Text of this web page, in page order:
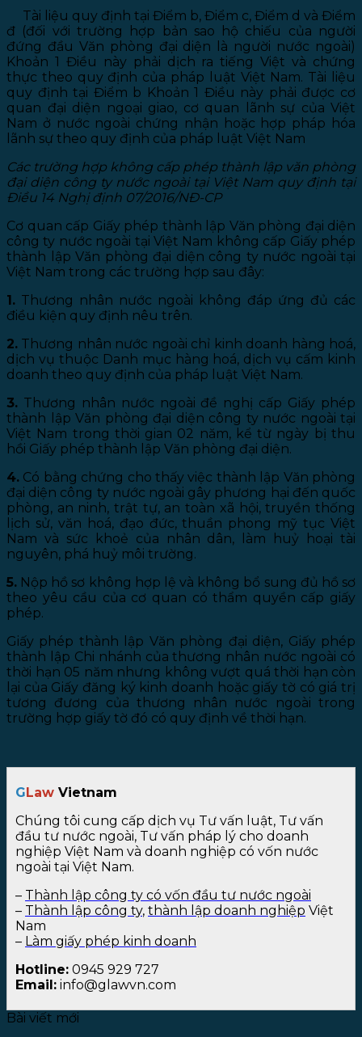
Tài liệu quy định tại Điểm b, Điểm c, Điểm d và Điểm
đ (đối với trường hợp bản sao hộ chiếu của người
đứng đầu Văn phòng đại diện là người nước ngoài)
Khoản 1 Điều này phải dịch ra tiếng Việt và chứng
thực theo quy định của pháp luật Việt Nam. Tài liệu
quy định tại Điểm b Khoản 1 Điều này phải được cơ
quan đại diện ngoại giao, cơ quan lãnh sự của Việt
Nam ở nước ngoài chứng nhận hoặc hợp pháp hóa
lãnh sự theo quy định của pháp luật Việt Nam
Các trường hợp không cấp phép thành lập văn phòng
đại diện công ty nước ngoài tại Việt Nam quy định tại
Điều 14 Nghị định 07/2016/NĐ-CP
Cơ quan cấp Giấy phép thành lập Văn phòng đại diện
công ty nước ngoài tại Việt Nam không cấp Giấy phép
thành lập Văn phòng đại diện công ty nước ngoài tại
Việt Nam trong các trường hợp sau đây:
1. Thương nhân nước ngoài không đáp ứng đủ các
điều kiện quy định nêu trên.
2. Thương nhân nước ngoài chỉ kinh doanh hàng hoá,
dịch vụ thuộc Danh mục hàng hoá, dịch vụ cấm kinh
doanh theo quy định của pháp luật Việt Nam.
3. Thương nhân nước ngoài đề nghị cấp Giấy phép
thành lập Văn phòng đại diện công ty nước ngoài tại
Việt Nam trong thời gian 02 năm, kể từ ngày bị thu
hồi Giấy phép thành lập Văn phòng đại diện.
4. Có bằng chứng cho thấy việc thành lập Văn phòng
đại diện công ty nước ngoài gây phương hại đến quốc
phòng, an ninh, trật tự, an toàn xã hội, truyền thống
lịch sử, văn hoá, đạo đức, thuần phong mỹ tục Việt
Nam và sức khoẻ của nhân dân, làm huỷ hoại tài
nguyên, phá huỷ môi trường.
5. Nộp hồ sơ không hợp lệ và không bổ sung đủ hồ sơ
theo yêu cầu của cơ quan có thẩm quyền cấp giấy
phép.
Giấy phép thành lập Văn phòng đại diện, Giấy phép
thành lập Chi nhánh của thương nhân nước ngoài có
thời hạn 05 năm nhưng không vượt quá thời hạn còn
lại của Giấy đăng ký kinh doanh hoặc giấy tờ có giá trị
tương đương của thương nhân nước ngoài trong
trường hợp giấy tờ đó có quy định về thời hạn.
GLaw Vietnam
Chúng tôi cung cấp dịch vụ Tư vấn luật, Tư vấn
đầu tư nước ngoài, Tư vấn pháp lý cho doanh
nghiệp Việt Nam và doanh nghiệp có vốn nước
ngoài tại Việt Nam.
– Thành lập công ty có vốn đầu tư nước ngoài
– Thành lập công ty, thành lập doanh nghiệp Việt
Nam
– Làm giấy phép kinh doanh
Hotline: 0945 929 727
Email: info@glawvn.com
Bài viết mới